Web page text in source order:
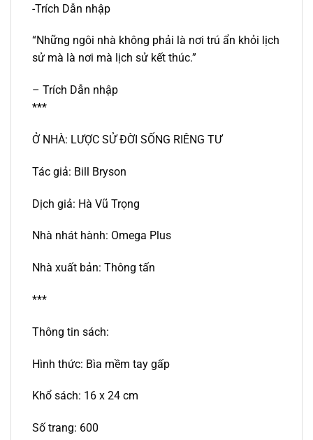
-Trích Dẫn nhập
“Những ngôi nhà không phải là nơi trú ẩn khỏi lịch
sử mà là nơi mà lịch sử kết thúc.”
– Trích Dẫn nhập
***
Ở NHÀ: LƯỢC SỬ ĐỜI SỐNG RIÊNG TƯ
Tác giả: Bill Bryson
Dịch giả: Hà Vũ Trọng
Nhà nhát hành: Omega Plus
Nhà xuất bản: Thông tấn
***
Thông tin sách:
Hình thức: Bìa mềm tay gấp
Khổ sách: 16 x 24 cm
Số trang: 600